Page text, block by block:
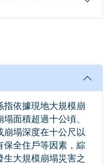
指依據現地大規模崩
面積超過十公頃、
崩塌深度在十公尺以
保全住戶等因素，綜
大規模崩塌災害之